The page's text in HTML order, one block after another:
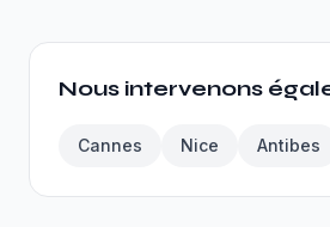
Nous intervenons
Cannes Nice Antibes